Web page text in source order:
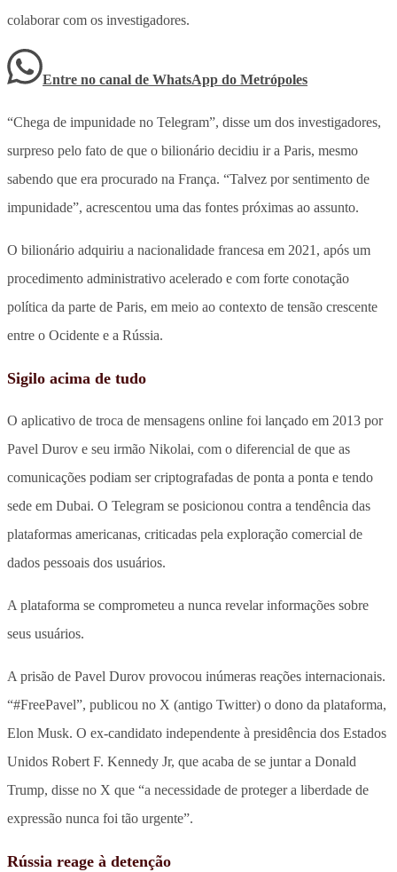
colaborar com os investigadores.
Entre no canal de WhatsApp do Metrópoles
“Chega de impunidade no Telegram”, disse um dos investigadores,
surpreso pelo fato de que o bilionário decidiu ir a Paris, mesmo
sabendo que era procurado na França. “Talvez por sentimento de
impunidade”, acrescentou uma das fontes próximas ao assunto.
O bilionário adquiriu a nacionalidade francesa em 2021, após um
procedimento administrativo acelerado e com forte conotação
política da parte de Paris, em meio ao contexto de tensão crescente
entre o Ocidente e a Rússia.
Sigilo acima de tudo
O aplicativo de troca de mensagens online foi lançado em 2013 por
Pavel Durov e seu irmão Nikolai, com o diferencial de que as
comunicações podiam ser criptografadas de ponta a ponta e tendo
sede em Dubai. O Telegram se posicionou contra a tendência das
plataformas americanas, criticadas pela exploração comercial de
dados pessoais dos usuários.
A plataforma se comprometeu a nunca revelar informações sobre
seus usuários.
A prisão de Pavel Durov provocou inúmeras reações internacionais.
“#FreePavel”, publicou no X (antigo Twitter) o dono da plataforma,
Elon Musk. O ex-candidato independente à presidência dos Estados
Unidos Robert F. Kennedy Jr, que acaba de se juntar a Donald
Trump, disse no X que “a necessidade de proteger a liberdade de
expressão nunca foi tão urgente”.
Rússia reage à detenção